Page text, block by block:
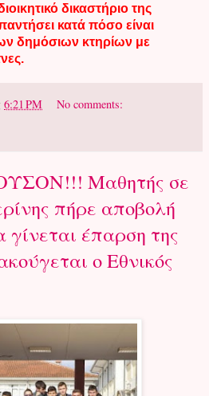
δικαστήριο της
κατά πόσο είναι
δημόσιων κτηρίων με
.
6:21 PM No comments:
Μαθητής σε
πήρε αποβολή
γίνεται έπαρση της
ο Εθνικός